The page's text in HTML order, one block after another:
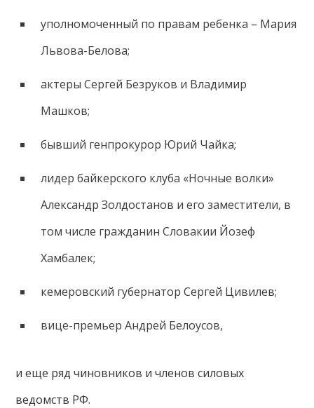
уполномоченный по правам ребенка – Мария
Львова-Белова;
актеры Сергей Безруков и Владимир
Машков;
бывший генпрокурор Юрий Чайка;
лидер байкерского клуба «Ночные волки»
Александр Золдостанов и его заместители, в
том числе гражданин Словакии Йозеф
Хамбалек;
кемеровский губернатор Сергей Цивилев;
вице-премьер Андрей Белоусов,
и еще ряд чиновников и членов силовых
ведомств РФ.